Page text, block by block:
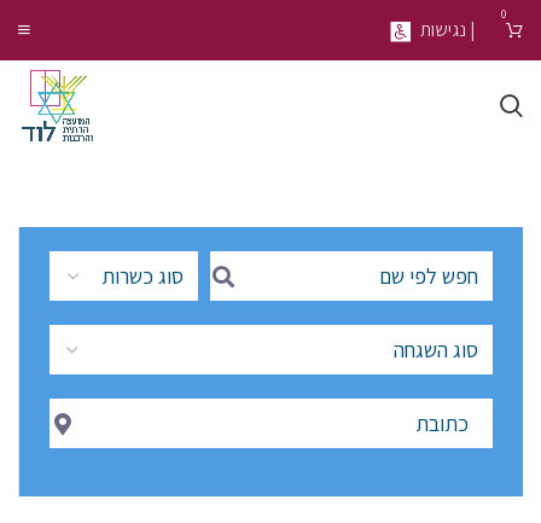
0
| נגישות